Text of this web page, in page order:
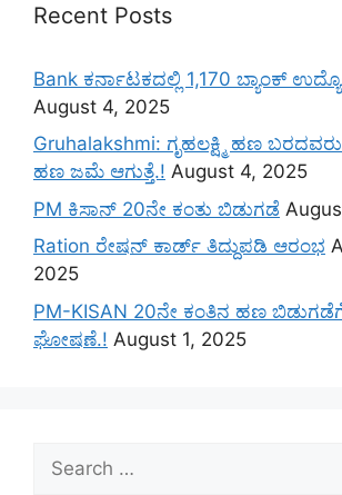
Recent Posts
Bank ಕರ್ನಾಟಕದಲ್ಲಿ 1,170 ಬ್ಯಾಂಕ್
August 4, 2025
Gruhalakshmi: ಗೃಹಲಕ್ಷ್ಮಿ ಹಣ
ಹಣ ಜಮೆ‌ ಆಗುತ್ತೆ.! August 4, 2025
PM ಕಿಸಾನ್ 20ನೇ ಕಂತು ಬಿಡುಗಡೆ
Ration ರೇಷನ್ ಕಾರ್ಡ್ ತಿದ್ದುಪಡಿ ಆರಂಭ
2025
PM-KISAN 20ನೇ ಕಂತಿನ ಹಣ
ಘೋಷಣೆ.! August 1, 2025
for: